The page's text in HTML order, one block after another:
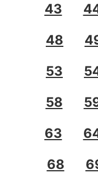
43
48
53
58
63
68